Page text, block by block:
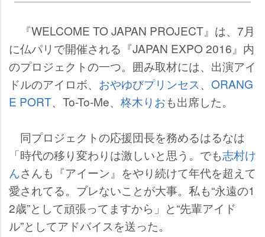
『WELCOME TO JAPAN PROJECT』は、7月
に仏パリで開催される『JAPAN EXPO 2016』内
のプロジェクトの一つ。囲み取材には、出演アイ
ドルのアイロボ、 おやゆびプリンセス、 ORANG
E PORT、To-To-Me、 柊木りおも出席した。
同プロジェクトの応援団長を務めるはるなは
「時代の移り変わりは激しいと思う。でも志村け
んさんも『アイーン』をやり続けて年代を超えて
愛されてる。ブレないことが大事。私も“永遠の1
2歳”として頑張ってますから」と“先輩アイド
ル”としてアドバイスを送った。